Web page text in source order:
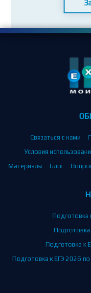
Связаться с нами
Условия
Материалы
Блог
Подготовка
Подготовка к
Подготовка к ЕГЭ 2026